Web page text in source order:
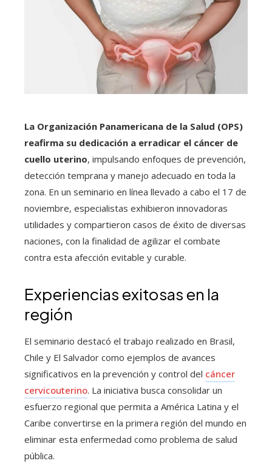
La Organización Panamericana de la Salud (OPS)
reafirma su dedicación a erradicar el cáncer de
cuello uterino, impulsando enfoques de prevención,
detección temprana y manejo adecuado en toda la
zona. En un seminario en línea llevado a cabo el 17 de
noviembre, especialistas exhibieron innovadoras
utilidades y compartieron casos de éxito de diversas
naciones, con la finalidad de agilizar el combate
contra esta afección evitable y curable.
Experiencias exitosas en la
región
El seminario destacó el trabajo realizado en Brasil,
Chile y El Salvador como ejemplos de avances
significativos en la prevención y control del cáncer
cervicouterino. La iniciativa busca consolidar un
esfuerzo regional que permita a América Latina y el
Caribe convertirse en la primera región del mundo en
eliminar esta enfermedad como problema de salud
pública.